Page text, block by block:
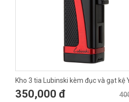
Kho 3 tia Lubinski kèm đục và gạt kệ
10019
350,000 đ